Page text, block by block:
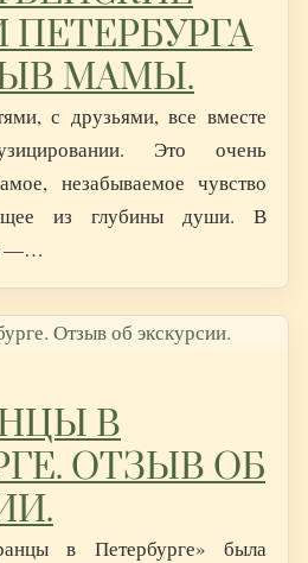
МАМЫ.
с друзьями, все вместе
Это очень
незабываемое чувство
из глубины души. В
—…
В
ОТЗЫВ ОБ
в Петербурге» была